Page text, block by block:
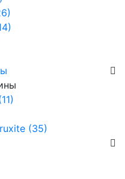
(35)